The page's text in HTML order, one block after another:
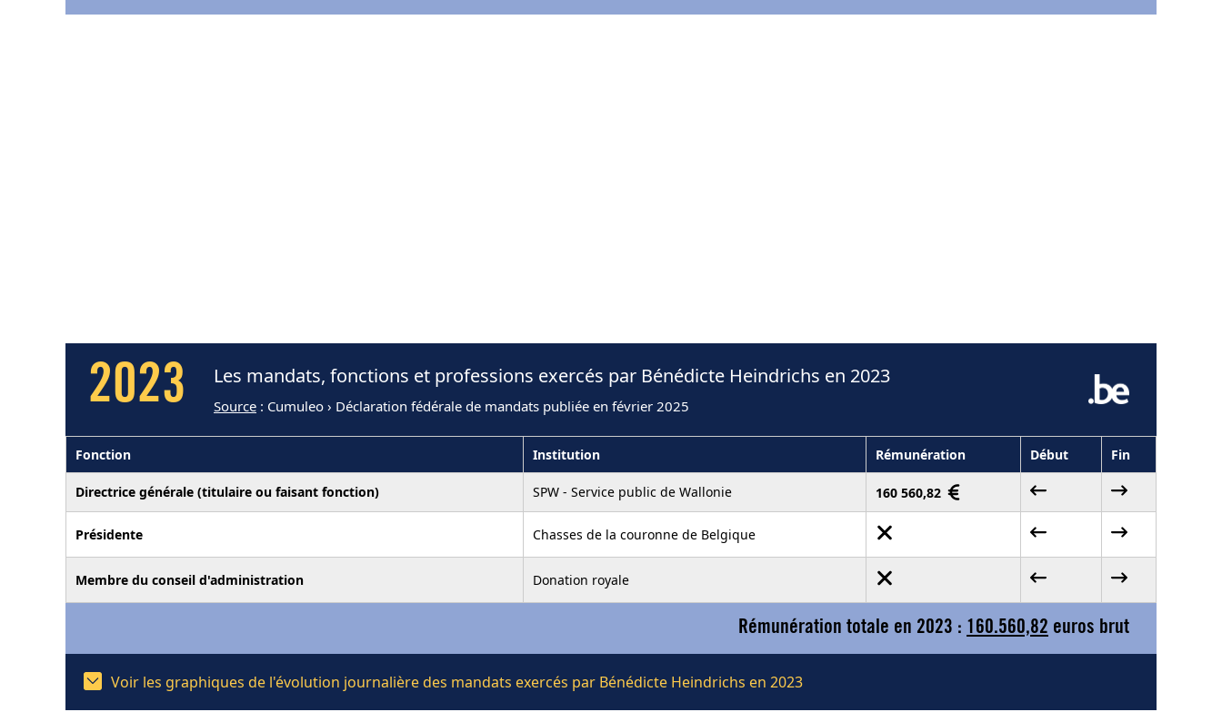
2023 Les mandats, fonctions et professions exercés par Bénédicte Heindrichs en 2023
Source : Cumuleo › Déclaration fédérale de mandats publiée en février 2025
Fonction Institution Rémunération Début Fin
Directrice générale (titulaire ou faisant fonction) SPW - Service public de Wallonie 160 560,82
Présidente Chasses de la couronne de Belgique
Membre du conseil d'administration Donation royale
Rémunération totale en 2023 : 160.560,82 euros brut
Voir les graphiques de l'évolution journalière des mandats exercés par Bénédicte Heindrichs en 2023